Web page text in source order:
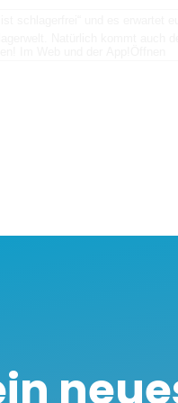
schlagerfrei“ und es erwartet
Natürlich kommt auch